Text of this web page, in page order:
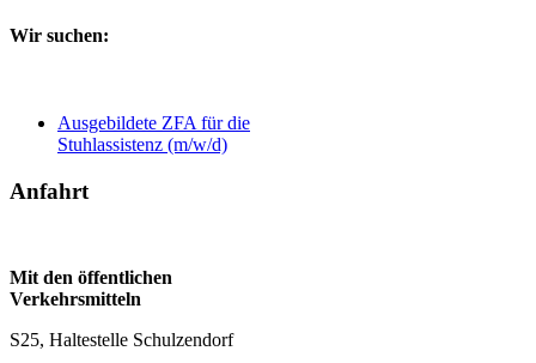
Wir suchen:
Ausgebildete ZFA für die
Stuhlassistenz (m/w/d)
Anfahrt
Mit den öffentlichen
Verkehrsmitteln
S25, Haltestelle Schulzendorf